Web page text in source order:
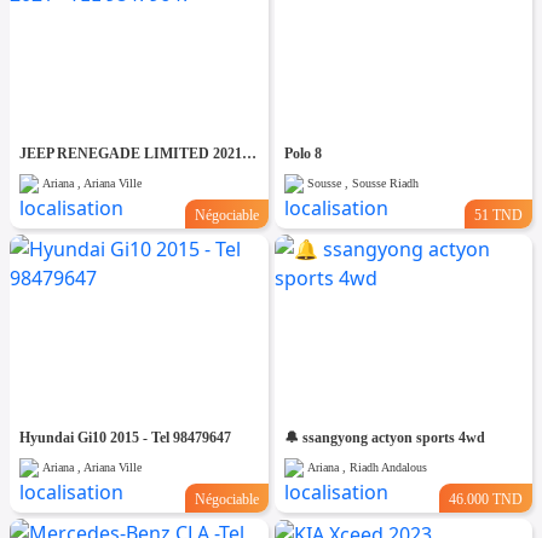
JEEP RENEGADE LIMITED 2021 - TEL 98479647
Ariana , Ariana Ville
Négociable
Polo 8
Sousse , Sousse Riadh
51 TND
Hyundai Gi10 2015 - Tel 98479647
Ariana , Ariana Ville
Négociable
🔔 ssangyong actyon sports 4wd
Ariana , Riadh Andalous
46.000 TND